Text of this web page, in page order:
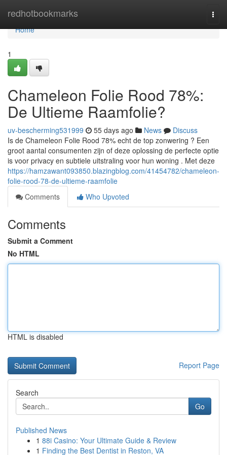
redhotbookmarks
Home
Home
1
Chameleon Folie Rood 78%:
De Ultieme Raamfolie?
uv-bescherming531999 55 days ago News
Discuss
Is de Chameleon Folie Rood 78% echt de top zonwering ? Een
groot aantal consumenten zijn of deze oplossing de perfecte optie
is voor privacy en subtiele uitstraling voor hun woning . Met deze
https://hamzawant093850.blazingblog.com/41454782/chameleon-
folie-rood-78-de-ultieme-raamfolie
Comments
Who Upvoted
Comments
Submit a Comment
No HTML
HTML is disabled
Report Page
Search
Go
Published News
1 88i Casino: Your Ultimate Guide & Review
1 Finding the Best Dentist in Reston, VA